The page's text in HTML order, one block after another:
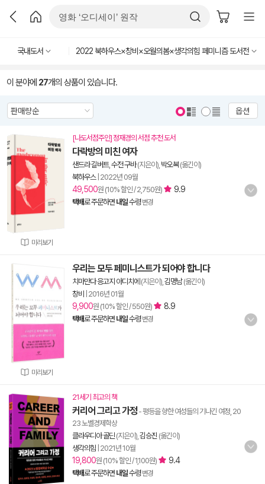
국내도서 2022 북하우스×창비×오월의봄×생각의힘 페미니즘 도서전
이 분야에 27개의 상품이 있습니다.
옵션
미리보기
[나도서점주인] 정재경의 서점 추천 도서
다락방의 미친 여자
샌드라 길버트, 수전 구바(지은이), 박오복(옮긴이)
북하우스| 2022년 09월
49,500원 (10% 할인 / 2,750원) 9.9
택배로 주문하면 내일수령 변경
미리보기
우리는 모두 페미니스트가 되어야 합니다
치마만다 응고지 아디치에 (지은이), 김명남(옮긴이)
창비
2016년 01월
9,900원 (10% 할인 / 550원) 8.9
택배로 주문하면 내일수령 변경
21세기 최고의 책
커리어 그리고 가정- 평등을 향한 여성들의 기나긴 여정, 20
23 노벨경제학상
클라우디아 골딘 (지은이), 김승진 (옮긴이)
생각의힘 2021년 10월
19,800원 (10% 할인 / 1,100원) 9.4
택배로 주문하면 내일수령 변경